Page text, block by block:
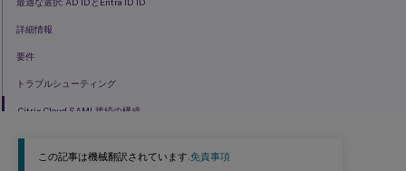
この記事は機械翻訳されています.免責事項
詳細情報
要件
トラブルシューティング
Citrix Cloud SAML接続の構成